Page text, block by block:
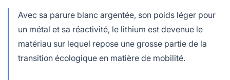
Avec sa parure blanc argentée, son poids léger pour
un métal et sa réactivité, le lithium est devenue le
matériau sur lequel repose une grosse partie de la
transition écologique en matière de mobilité.